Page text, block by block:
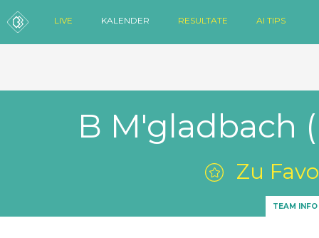
LIVE KALENDER RESULTATE AI TIPS
B M'gladbach
Zu
TEAM INFO